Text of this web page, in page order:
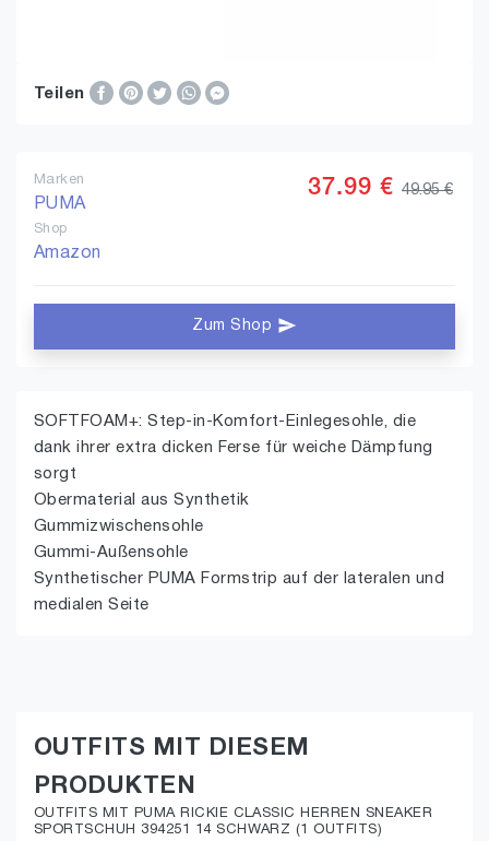
Teilen
Marken
PUMA
Shop
Amazon
37.99 € 49.95 €
Zum Shop
SOFTFOAM+: Step-in-Komfort-Einlegesohle, die
dank ihrer extra dicken Ferse für weiche Dämpfung
sorgt
Obermaterial aus Synthetik
Gummizwischensohle
Gummi-Außensohle
Synthetischer PUMA Formstrip auf der lateralen und
medialen Seite
OUTFITS MIT DIESEM
PRODUKTEN
OUTFITS MIT PUMA RICKIE CLASSIC HERREN SNEAKER
SPORTSCHUH 394251 14 SCHWARZ (1 OUTFITS)